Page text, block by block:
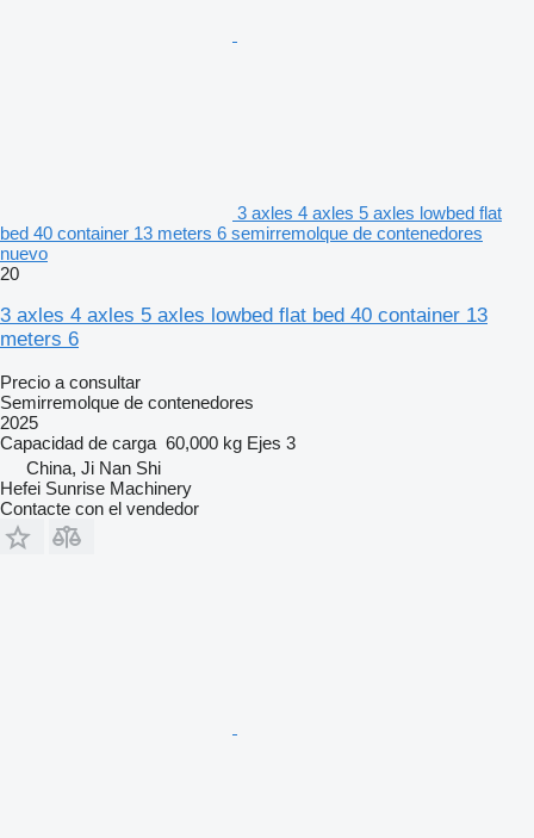
3 axles 4 axles 5 axles lowbed flat
bed 40 container 13 meters 6 semirremolque de contenedores
nuevo
20
3 axles 4 axles 5 axles lowbed flat bed 40 container 13
meters 6
Precio a consultar
Semirremolque de contenedores
2025
Capacidad de carga 60,000 kg Ejes 3
China, Ji Nan Shi
Hefei Sunrise Machinery
Contacte con el vendedor